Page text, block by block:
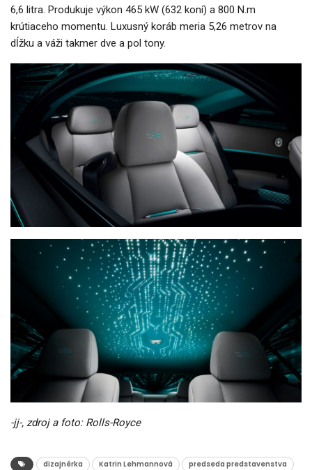
6,6 litra. Produkuje výkon 465 kW (632 koní) a 800 N.m
krútiaceho momentu. Luxusný koráb meria 5,26 metrov na
dĺžku a váži takmer dve a pol tony.
-jj-, zdroj a foto: Rolls-Royce
dizajnérka Katrin Lehmannová
predseda predstavenstva